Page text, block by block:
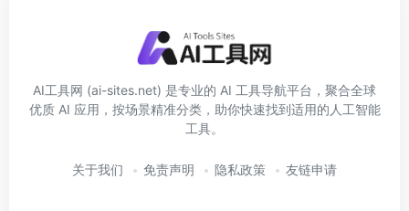
AI工具网 (ai-sites.net) 是专业的 AI 工具导航平台，聚合全球
优质 AI 应用，按场景精准分类，助你快速找到适用的人工智能
工具。
关于我们 免责声明 隐私政策 友链申请